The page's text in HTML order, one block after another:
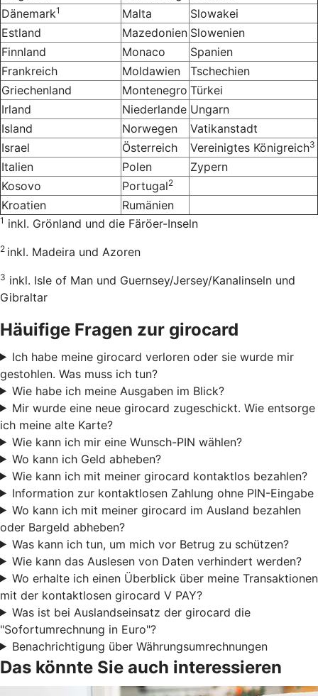
Dänemark1 Malta
Slowakei
Estland
Mazedonien Slowenien
Finnland
Monaco
Spanien
Frankreich
Moldawien
Tschechien
Griechenland
Montenegro Türkei
Irland
Niederlande Ungarn
Island
Norwegen
Vatikanstadt
Israel
Österreich Vereinigtes Königreich3
Italien Polen
Zypern
Kosovo
Portugal2
Kroatien Rumänien
1 inkl. Grönland und die Färöer-Inseln
2 inkl. Madeira und Azoren
3 inkl. Isle of Man und Guernsey/Jersey/Kanalinseln und
Gibraltar
Häuifige Fragen zur girocard
Ich habe meine girocard verloren oder sie wurde mir
gestohlen. Was muss ich tun?
Wie habe ich meine Ausgaben im Blick?
Mir wurde eine neue girocard zugeschickt. Wie entsorge
ich meine alte Karte?
Wie kann ich mir eine Wunsch-PIN wählen?
Wo kann ich Geld abheben?
Wie kann ich mit meiner girocard kontaktlos bezahlen?
Information zur kontaktlosen Zahlung ohne PIN-Eingabe
Wo kann ich mit meiner girocard im Ausland bezahlen
oder Bargeld abheben?
Was kann ich tun, um mich vor Betrug zu schützen?
Wie kann das Auslesen von Daten verhindert werden?
Wo erhalte ich einen Überblick über meine Transaktionen
mit der kontaktlosen girocard V PAY?
Was ist bei Auslandseinsatz der girocard die
"Sofortumrechnung in Euro"?
Benachrichtigung über Währungsumrechnungen
Das könnte Sie auch interessieren